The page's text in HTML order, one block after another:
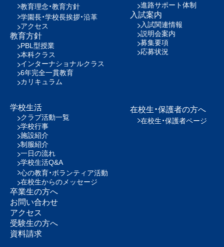
教育理念・教育方針
学園長・学校長挨拶・沿革
アクセス
教育方針
PBL型授業
本科クラス
インターナショナルクラス
6年完全一貫教育
カリキュラム
学校生活
クラブ活動一覧
学校行事
施設紹介
制服紹介
一日の流れ
学校生活Q&A
心の教育・ボランティア活動
在校生からのメッセージ
進路サポート体制
入試案内
入試関連情報
説明会案内
募集要項
応募状況
在校生・保護者の方へ
在校生・保護者ページ
卒業生の方へ
お問い合わせ
アクセス
受験生の方へ
資料請求